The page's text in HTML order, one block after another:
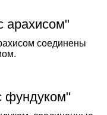
арахисом"
соединены
фундуком"